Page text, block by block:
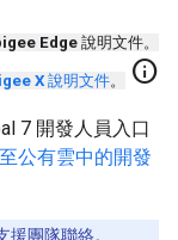
Edge說明文件。
X說明文件。 info
7 開發人員入口
公有雲中的開發
援團隊聯絡。